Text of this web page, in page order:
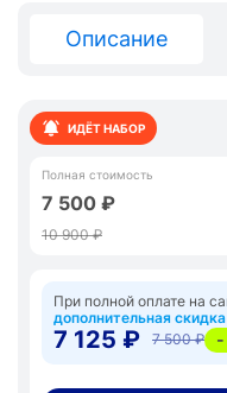
Описание
ИДЁТ НАБОР
Полная стоимость
7 500 ₽
10 900 ₽
При полной оплате на
дополнительная
7 125 ₽ 7 500 ₽ -